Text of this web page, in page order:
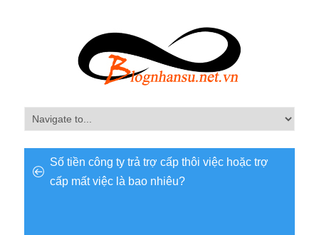
Số tiền công ty trả trợ cấp thôi việc hoặc trợ
cấp mất việc là bao nhiêu?